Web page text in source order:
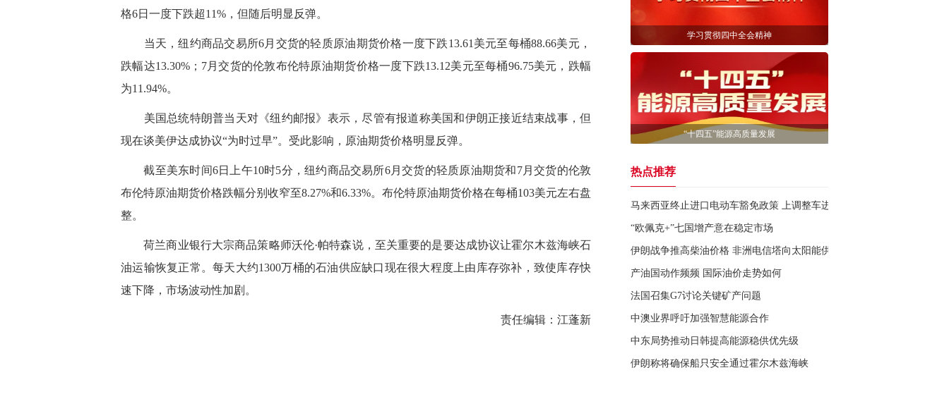
格6日一度下跌超11%，但随后明显反弹。
当天，纽约商品交易所6月交货的轻质原油期货价格一度下跌13.61美元至每桶88.66美元，
跌幅达13.30%；7月交货的伦敦布伦特原油期货价格一度下跌13.12美元至每桶96.75美元，跌幅
为11.94%。
美国总统特朗普当天对《纽约邮报》表示，尽管有报道称美国和伊朗正接近结束战事，但
现在谈美伊达成协议“为时过早”。受此影响，原油期货价格明显反弹。
截至美东时间6日上午10时5分，纽约商品交易所6月交货的轻质原油期货和7月交货的伦敦
布伦特原油期货价格跌幅分别收窄至8.27%和6.33%。布伦特原油期货价格在每桶103美元左右盘
整。
荷兰商业银行大宗商品策略师沃伦·帕特森说，至关重要的是要达成协议让霍尔木兹海峡石
油运输恢复正常。每天大约1300万桶的石油供应缺口现在很大程度上由库存弥补，致使库存快
速下降，市场波动性加剧。
责任编辑：江蓬新
学习贯彻四中全会精神
“十四五”能源高质量发展
热点推荐
马来西亚终止进口电动车豁免政策 上调整车进口门槛
“欧佩克+”七国增产意在稳定市场
伊朗战争推高柴油价格 非洲电信塔向太阳能供电加速转型
产油国动作频频 国际油价走势如何
法国召集G7讨论关键矿产问题
中澳业界呼吁加强智慧能源合作
中东局势推动日韩提高能源稳供优先级
伊朗称将确保船只安全通过霍尔木兹海峡